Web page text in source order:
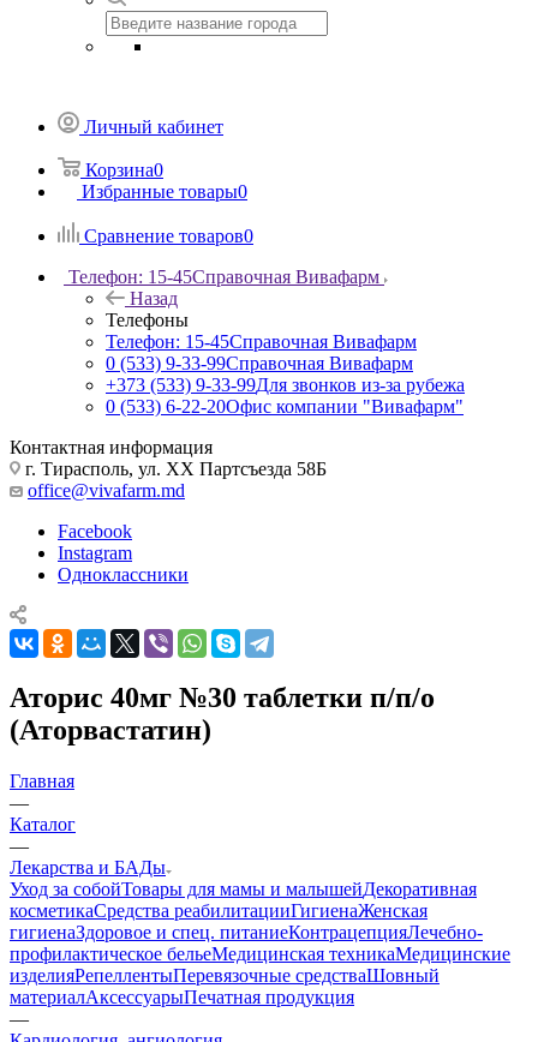
Личный кабинет
Корзина0
Избранные товары0
Сравнение товаров0
Телефон: 15-45Справочная Вивафарм
Назад
Телефоны
Телефон: 15-45Справочная Вивафарм
0 (533) 9-33-99Справочная Вивафарм
+373 (533) 9-33-99Для звонков из-за рубежа
0 (533) 6-22-20Офис компании "Вивафарм"
Контактная информация
г. Тирасполь, ул. ХХ Партсъезда 58Б
office@vivafarm.md
Facebook
Instagram
Одноклассники
Аторис 40мг №30 таблетки п/п/о
(Аторвастатин)
Главная
—
Каталог
—
Лекарства и БАДы
Уход за собойТовары для мамы и малышейДекоративная
косметикаСредства реабилитацииГигиенаЖенская
гигиенаЗдоровое и спец. питаниеКонтрацепцияЛечебно-
профилактическое бельеМедицинская техникаМедицинские
изделияРепеллентыПеревязочные средстваШовный
материалАксессуарыПечатная продукция
—